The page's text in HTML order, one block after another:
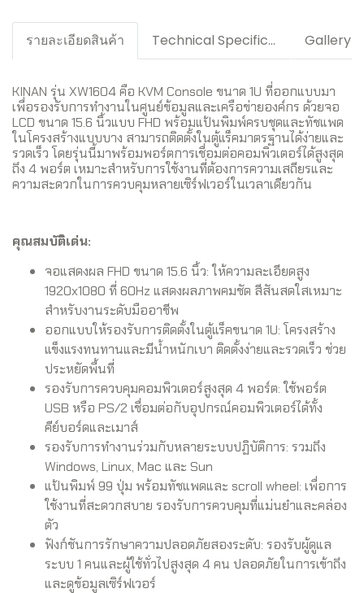
รายละเอียดสินค้า Technical Specification / Downloads Gallery
KINAN รุ่น XW1604 คือ KVM Console ขนาด 1U ที่ออกแบบมา
เพื่อรองรับการทำงานในศูนย์ข้อมูลและเครือข่ายองค์กร ด้วยจอ
LCD ขนาด 15.6 นิ้วแบบ FHD พร้อมแป้นพิมพ์ครบชุดและทัชแพด
ในโครงสร้างแบบบาง สามารถติดตั้งในตู้แร็คมาตรฐานได้ง่ายและ
รวดเร็ว โดยรุ่นนี้มาพร้อมพอร์ตการเชื่อมต่อคอมพิวเตอร์ได้สูงสุด
ถึง 4 พอร์ต เหมาะสำหรับการใช้งานที่ต้องการความเสถียรและ
ความสะดวกในการควบคุมหลายเซิร์ฟเวอร์ในเวลาเดียวกัน
คุณสมบัติเด่น:
จอแสดงผล FHD ขนาด 15.6 นิ้ว: ให้ความละเอียดสูง
1920x1080 ที่ 60Hz แสดงผลภาพคมชัด สีสันสดใสเหมาะ
สำหรับงานระดับมืออาชีพ
ออกแบบให้รองรับการติดตั้งในตู้แร็คขนาด 1U: โครงสร้าง
แข็งแรงทนทานและมีน้ำหนักเบา ติดตั้งง่ายและรวดเร็ว ช่วย
ประหยัดพื้นที่
รองรับการควบคุมคอมพิวเตอร์สูงสุด 4 พอร์ต: ใช้พอร์ต
USB หรือ PS/2 เชื่อมต่อกับอุปกรณ์คอมพิวเตอร์ได้ทั้ง
คีย์บอร์ดและเมาส์
รองรับการทำงานร่วมกับหลายระบบปฏิบัติการ: รวมถึง
Windows, Linux, Mac และ Sun
แป้นพิมพ์ 99 ปุ่ม พร้อมทัชแพดและ scroll wheel: เพื่อการ
ใช้งานที่สะดวกสบาย รองรับการควบคุมที่แม่นยำและคล่อง
ตัว
ฟังก์ชันการรักษาความปลอดภัยสองระดับ: รองรับผู้ดูแล
ระบบ 1 คนและผู้ใช้ทั่วไปสูงสุด 4 คน ปลอดภัยในการเข้าถึง
และดูข้อมูลเซิร์ฟเวอร์